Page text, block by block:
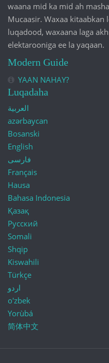
waana mid ka mid ah
Mucaasir. Waxaa
luqadood, waxaana laga
elektarooniga ee la yaqaan.
Modern Guide
YAAN NAHAY?
Luqadaha
العربية
azərbaycan
Bosanski
English
فارسی
Français
Hausa
Bahasa Indonesia
Қазақ
Русский
Somali
Shqip
Kiswahili
Türkçe
اردو
o'zbek
Yorùbá
简体中文